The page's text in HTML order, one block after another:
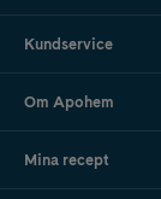
Kundservice
Om Apohem
Mina recept